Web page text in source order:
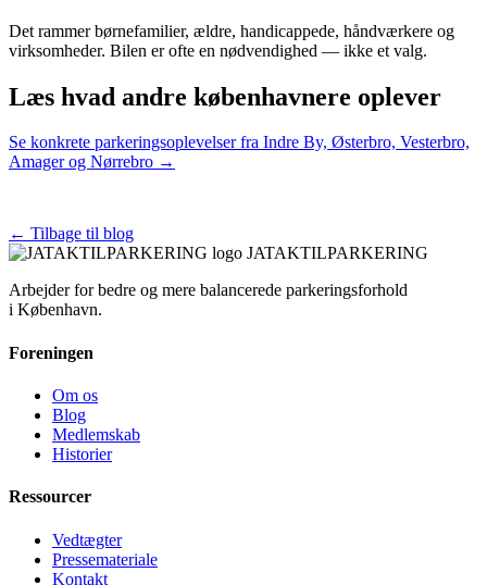
Det rammer børnefamilier, ældre, handicappede, håndværkere og
virksomheder. Bilen er ofte en nødvendighed — ikke et valg.
Læs hvad andre københavnere oplever
Se konkrete parkeringsoplevelser fra Indre By, Østerbro, Vesterbro,
Amager og Nørrebro →
← Tilbage til blog
JATAKTILPARKERING
Arbejder for bedre og mere balancerede parkeringsforhold
i København.
Foreningen
Om os
Blog
Medlemskab
Historier
Ressourcer
Vedtægter
Pressemateriale
Kontakt